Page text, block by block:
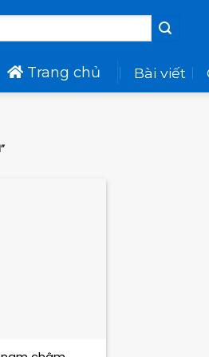
Trang chủ Bài viết